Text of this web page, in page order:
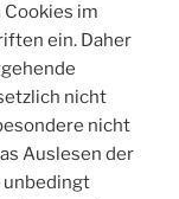
im
ein. Daher
nicht
nicht
Auslesen der
unbedingt